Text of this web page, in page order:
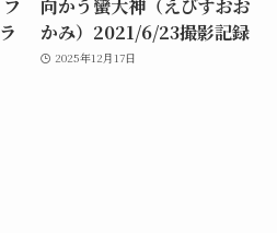
かみ）2021/6/23撮影記録
2025年12月17日